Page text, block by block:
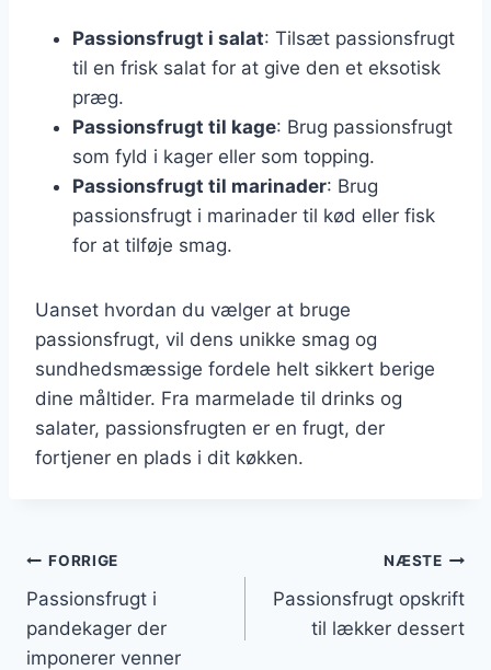
Passionsfrugt i salat: Tilsæt passionsfrugt
til en frisk salat for at give den et eksotisk
præg.
Passionsfrugt til kage: Brug passionsfrugt
som fyld i kager eller som topping.
Passionsfrugt til marinader: Brug
passionsfrugt i marinader til kød eller fisk
for at tilføje smag.
Uanset hvordan du vælger at bruge
passionsfrugt, vil dens unikke smag og
sundhedsmæssige fordele helt sikkert berige
dine måltider. Fra marmelade til drinks og
salater, passionsfrugten er en frugt, der
fortjener en plads i dit køkken.
Indlægsnavigation
FORRIGE
Passionsfrugt i
pandekager der
imponerer venner
NÆSTE
Passionsfrugt opskrift
til lækker dessert